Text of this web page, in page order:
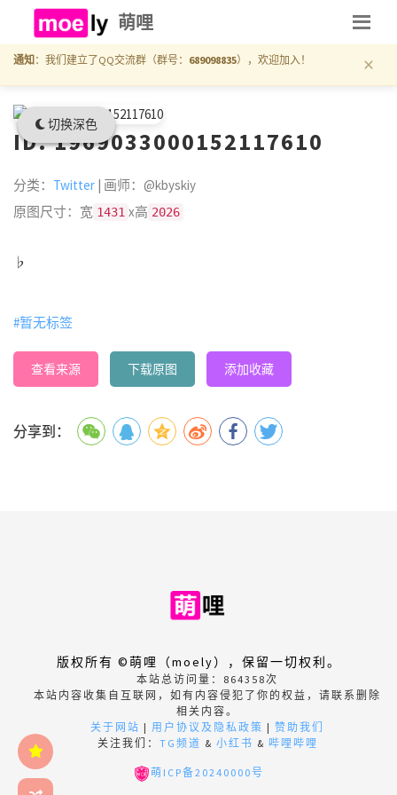
切换深色
萌哩
通知 ：我们建立了QQ交流群（群号： 689098835），欢迎加入！ ×
ID: 1969033000152117610
分类： Twitter | 画师：@kbyskiy
原图尺寸：宽 1431 x高 2026
♭
#暂无标签
查看来源 下载原图 添加收藏
分享到：
版权所有 ©萌哩（moely），保留一切权利。
本站总访问量： 864358次
本站内容收集自互联网，如有内容侵犯了你的权益，请联系删除
相关内容。
关于网站 | 用户协议及隐私政策 | 赞助我们
关注我们： TG频道 & 小红书 & 哔哩哔哩
萌ICP备20240000号